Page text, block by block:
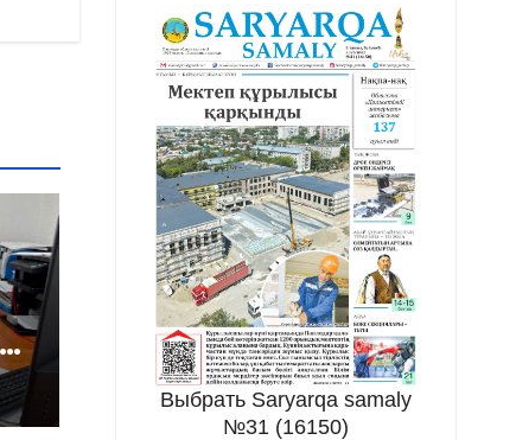
Выбрать Saryarqa samaly
№31 (16150)